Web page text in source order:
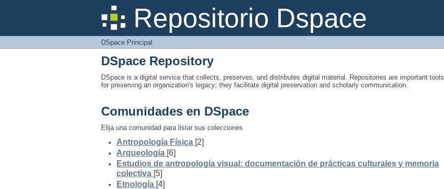
Repositorio Dspace
DSpace Principal
DSpace Principal
DSpace Repository
DSpace is a digital service that collects, preserves, and distributes digital material. Repositories are important tools
for preserving an organization's legacy; they facilitate digital preservation and scholarly communication.
Comunidades en DSpace
Elija una comunidad para listar sus colecciones
Antropología Física [2]
Arqueología [6]
Estudios de antropología visual: documentación de prácticas culturales y memoria
colectiva [5]
Etnología [4]